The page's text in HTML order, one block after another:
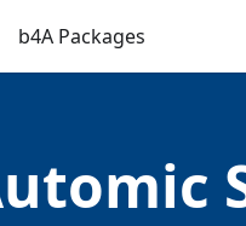
b4A Packages